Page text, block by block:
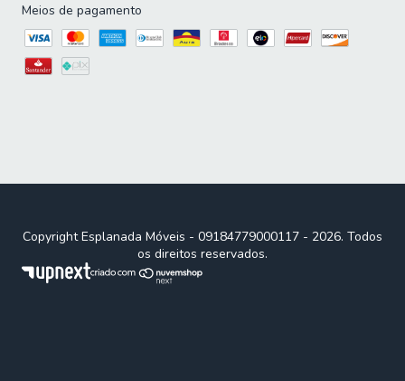
Meios de pagamento
Copyright Esplanada Móveis - 09184779000117 - 2026. Todos
os direitos reservados.